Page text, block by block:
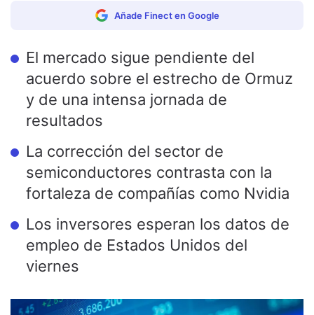
Añade Finect en Google
El mercado sigue pendiente del
acuerdo sobre el estrecho de Ormuz
y de una intensa jornada de
resultados
La corrección del sector de
semiconductores contrasta con la
fortaleza de compañías como Nvidia
Los inversores esperan los datos de
empleo de Estados Unidos del
viernes